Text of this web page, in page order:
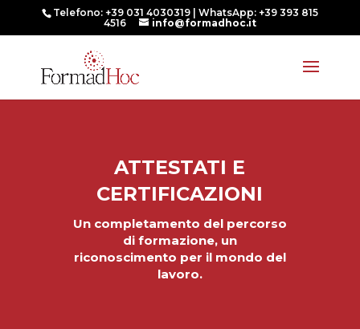
Telefono: +39 031 4030319 | WhatsApp: +39 393 815
4516
info@formadhoc.it
ATTESTATI E
CERTIFICAZIONI
Un completamento del percorso
di formazione, un
riconoscimento per il mondo del
lavoro.